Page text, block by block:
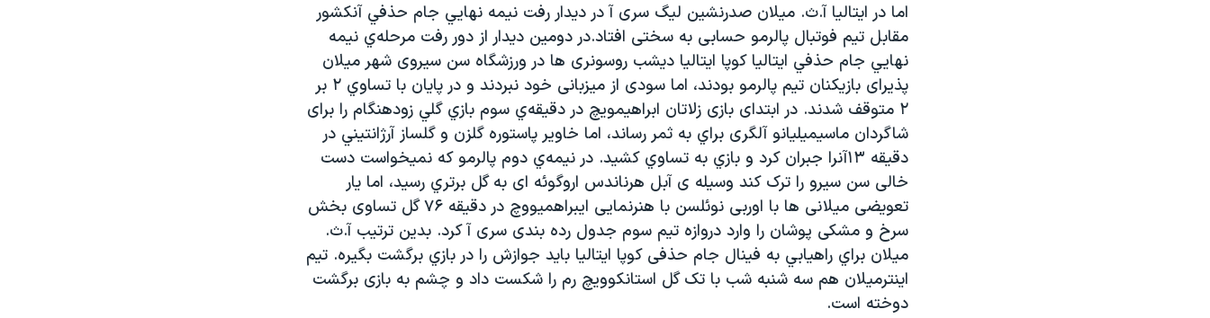
اما در ایتالیا آ.ث. میلان صدرنشین لیگ سری آ در ديدار رفت نيمه نهايي جام حذفي آنکشور
مقابل تيم فوتبال پالرمو حسابی به سختی افتاد.در دومین ديدار از دور رفت مرحله‌ي نيمه
نهايي جام حذفي ايتاليا کوپا ایتالیا دیشب روسونری ها در ورزشگاه سن سیروی شهر ميلان
پذیرای بازیکنان تیم پالرمو بودند، اما سودی از میزبانی خود نبردند و در پايان با تساوي ۲ بر
۲ متوقف شدند. در ابتدای بازی زلاتان ابراهيمويچ در دقيقه‌ي سوم بازي گلي زودهنگام را برای
شاگردان ماسیمیلیانو آلگری براي به ثمر رساند، اما خاوير پاستوره گلزن و گلساز آرژانتيني در
دقيقه ۱۳آنرا جبران کرد و بازي به تساوي كشید. در نيمه‌ي دوم پالرمو که نمیخواست دست
خالی سن سیرو را ترک کند وسیله ی آبل هرناندس اروگوئه ای به گل برتري رسيد، اما یار
تعویضی میلانی ها با اوربی نوئلسن با هنرنمایی ایبراهمیووچ در دقيقه ۷۶ گل تساوی بخش
سرخ و مشکی پوشان را وارد دروازه تیم سوم جدول رده بندی سری آ کرد. بدین ترتیب آ.ث.
میلان براي راهيابي به فینال جام حذفی کوپا ایتالیا باید جوازش را در بازي برگشت بگیره. تیم
اینترمیلان هم سه شنبه شب با تک گل استانکوویچ رم را شكست داد و چشم به بازی برگشت
دوخته است.